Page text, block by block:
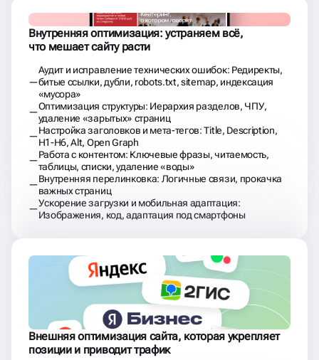
Внутренняя оптимизация: устраняем всё,
что мешает сайту расти
Аудит и исправление технических ошибок: Редиректы,
битые ссылки, дубли, robots.txt, sitemap, индексация
«мусора»
Оптимизация структуры: Иерархия разделов, ЧПУ,
удаление «зарытых» страниц
Настройка заголовков и мета-тегов: Title, Description,
H1-H6, Alt, Open Graph
Работа с контентом: Ключевые фразы, читаемость,
таблицы, списки, удаление «воды»
Внутренняя перелинковка: Логичные связи, прокачка
важных страниц
Ускорение загрузки и мобильная адаптация:
Изображения, код, адаптация под смартфоны
Внешняя оптимизация сайта, которая укрепляет
позиции и приводит трафик